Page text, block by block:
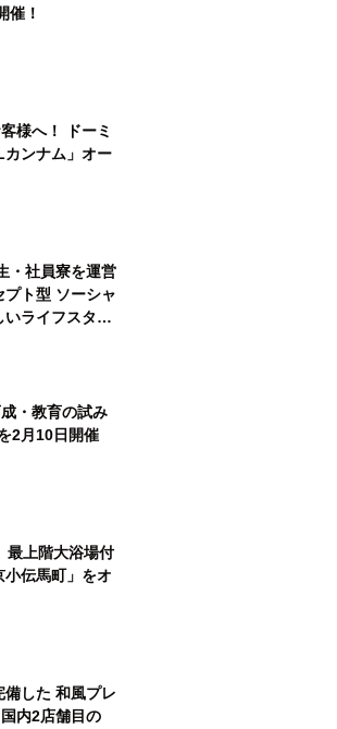
催！
様へ！ ドーミ
カンナム」オー
・社員寮を運営
ト型 ソーシャ
ライフスタイ
・教育の試み
2月10日開催
最上階大浴場付
小伝馬町」をオ
した 和風プレ
内2店舗目の